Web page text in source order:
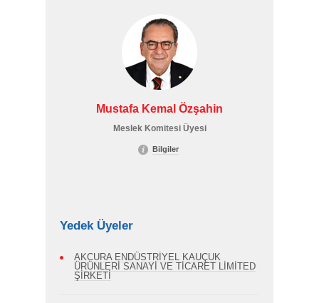
Mustafa Kemal Özşahin
Meslek Komitesi Üyesi
Bilgiler
Yedek Üyeler
AKCURA ENDÜSTRİYEL KAUÇUK
ÜRÜNLERİ SANAYİ VE TİCARET LİMİTED
ŞİRKETİ